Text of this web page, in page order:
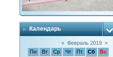
Календарь
« Февраль 2019 »
Пн
Вт Ср Чт Пт Сб
Вс